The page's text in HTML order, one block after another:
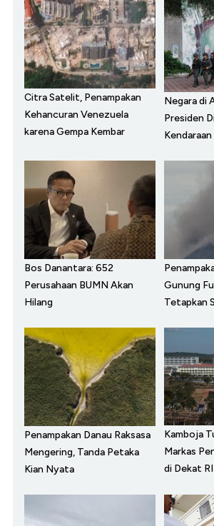
Citra Satelit, Penampakan
Kehancuran Venezuela
karena Gempa Kembar
Negara di
Presiden
Bos Danantara: 652
Perusahaan BUMN Akan
Hilang
Gunung
Tetapkan
Penampakan Danau Raksasa
Mengering, Tanda Petaka
Kian Nyata
Kamboja
Markas
di Dekat RI